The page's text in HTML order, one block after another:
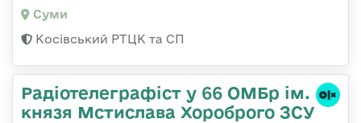
Суми
Косівський РТЦК та СП
Радіотелеграфіст у 66 ОМБр ім.
князя Мстислава Хороброго ЗСУ